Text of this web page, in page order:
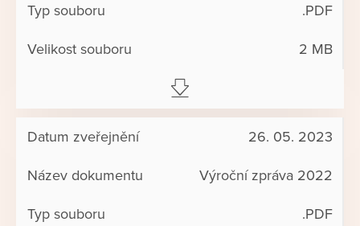
.PDF
2 MB
26. 05. 2023
Výroční zpráva 2022
.PDF